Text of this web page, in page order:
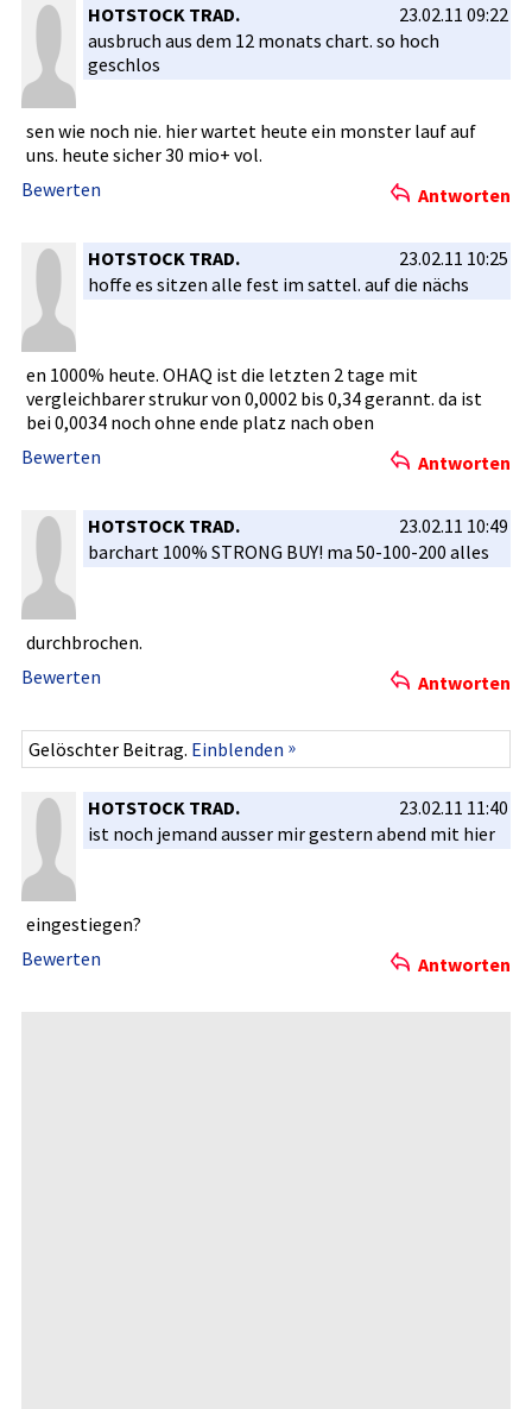
HOTSTOCK TRAD.
23.02.11 09:22
ausbruch aus dem 12 monats chart. so hoch
geschlos
sen wie noch nie. hier wartet heute ein monster lauf auf
uns. heute sicher 30 mio+ vol.
Bewerten
Antworten
HOTSTOCK TRAD.
23.02.11 10:25
hoffe es sitzen alle fest im sattel. auf die nächs
en 1000% heute. OHAQ ist die letzten 2 tage mit
vergleichb­arer strukur von 0,0002 bis 0,34 gerannt. da ist
bei 0,0034 noch ohne ende platz nach oben
Bewerten
Antworten
HOTSTOCK TRAD.
23.02.11 10:49
barchart 100% STRONG BUY! ma 50-100-200­ alles
durchbroch­en.
Bewerten
Antworten
Gelöschter Beitrag. Einblenden »
HOTSTOCK TRAD.
23.02.11 11:40
ist noch jemand ausser mir gestern abend mit hier
eingestieg­en?
Bewerten
Antworten